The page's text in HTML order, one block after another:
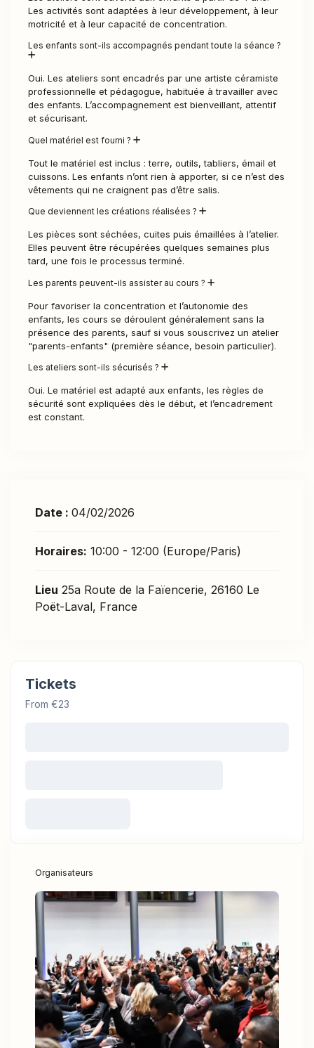
Les activités sont adaptées à leur développement, à leur
motricité et à leur capacité de concentration.
Les enfants sont-ils accompagnés pendant toute la séance ?
Oui. Les ateliers sont encadrés par une artiste céramiste
professionnelle et pédagogue, habituée à travailler avec
des enfants. L’accompagnement est bienveillant, attentif
et sécurisant.
Quel matériel est fourni ?
Tout le matériel est inclus : terre, outils, tabliers, émail et
cuissons. Les enfants n’ont rien à apporter, si ce n’est des
vêtements qui ne craignent pas d’être salis.
Que deviennent les créations réalisées ?
Les pièces sont séchées, cuites puis émaillées à l’atelier.
Elles peuvent être récupérées quelques semaines plus
tard, une fois le processus terminé.
Les parents peuvent-ils assister au cours ?
Pour favoriser la concentration et l’autonomie des
enfants, les cours se déroulent généralement sans la
présence des parents, sauf si vous souscrivez un atelier
"parents-enfants" (première séance, besoin particulier).
Les ateliers sont-ils sécurisés ?
Oui. Le matériel est adapté aux enfants, les règles de
sécurité sont expliquées dès le début, et l’encadrement
est constant.
Date : 04/02/2026
Horaires: 10:00 - 12:00 (Europe/Paris)
Lieu 25a Route de la Faïencerie, 26160 Le
Poët-Laval, France
Tickets
From €23
Organisateurs